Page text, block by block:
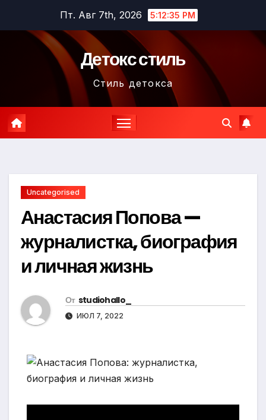
содержимому
Пт. Авг 7th, 2026 5:12:36 PM
Детокс стиль
Стиль детокса
Uncategorised
Анастасия Попова —
журналистка, биография
и личная жизнь
От studiohallo_
ИЮЛ 7, 2022